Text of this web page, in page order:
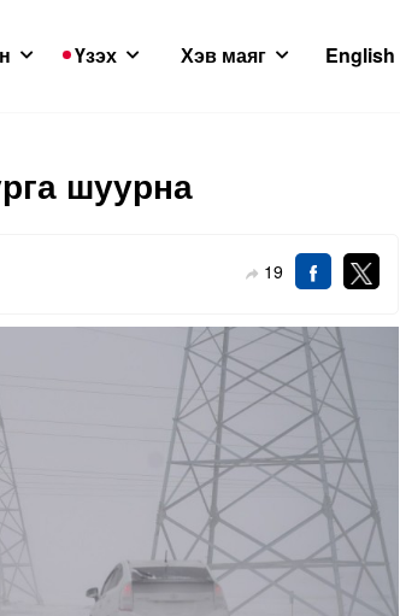
Үзэх Хэв маяг English
шуурна
19